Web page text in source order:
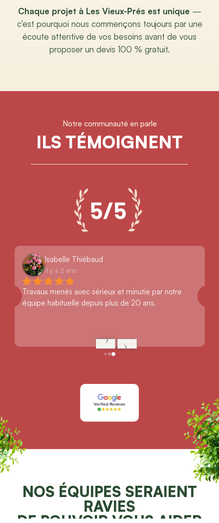
Chaque projet à Les Vieux-Prés est unique —
c’est pourquoi nous commençons toujours par une
écoute attentive de vos besoins avant de vous
proposer un devis 100 % gratuit.
Notre communauté en parle
ILS TÉMOIGNENT
Isabelle Thiébaud
il y a 2 ans
Travaux menés avec sérieux et minutie par notre
équipe habituelle depuis plus de 20 ans.
NOS ÉQUIPES SERAIENT
RAVIES